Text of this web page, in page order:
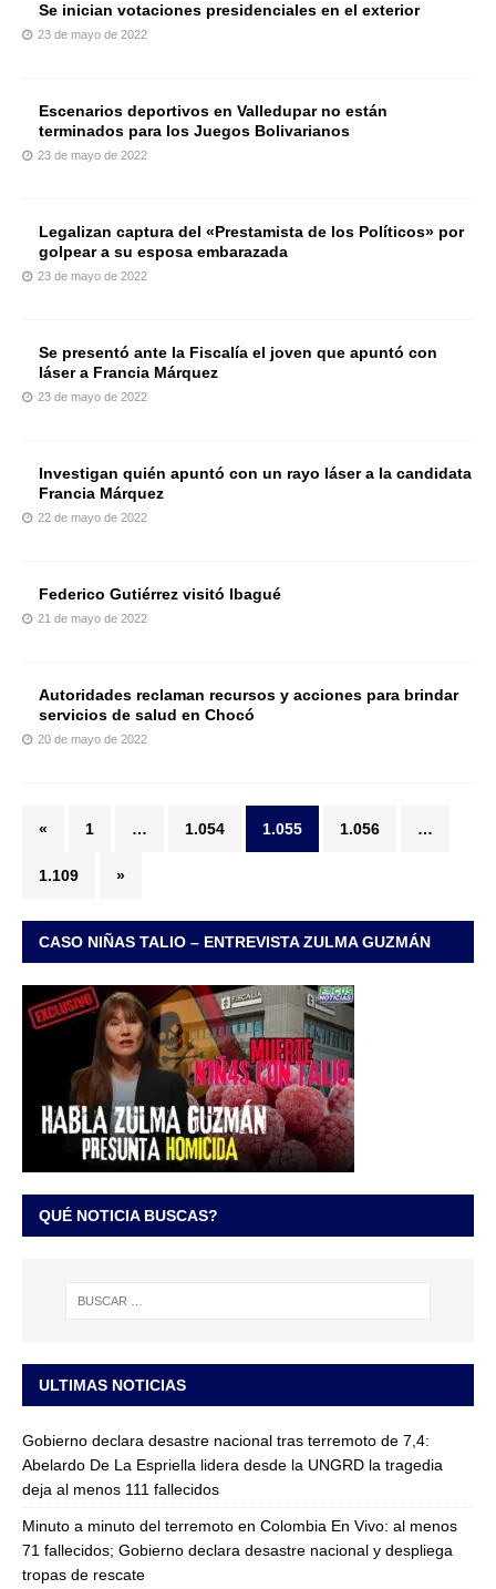
Se inician votaciones presidenciales en el exterior
23 de mayo de 2022
Escenarios deportivos en Valledupar no están
terminados para los Juegos Bolivarianos
23 de mayo de 2022
Legalizan captura del «Prestamista de los Políticos» por
golpear a su esposa embarazada
23 de mayo de 2022
Se presentó ante la Fiscalía el joven que apuntó con
láser a Francia Márquez
23 de mayo de 2022
Investigan quién apuntó con un rayo láser a la candidata
Francia Márquez
22 de mayo de 2022
Federico Gutiérrez visitó Ibagué
21 de mayo de 2022
Autoridades reclaman recursos y acciones para brindar
servicios de salud en Chocó
20 de mayo de 2022
« 1 … 1.054 1.055 1.056 …
1.109 »
CASO NIÑAS TALIO – ENTREVISTA ZULMA GUZMÁN
QUÉ NOTICIA BUSCAS?
ULTIMAS NOTICIAS
Gobierno declara desastre nacional tras terremoto de 7,4:
Abelardo De La Espriella lidera desde la UNGRD la tragedia
deja al menos 111 fallecidos
Minuto a minuto del terremoto en Colombia En Vivo: al menos
71 fallecidos; Gobierno declara desastre nacional y despliega
tropas de rescate